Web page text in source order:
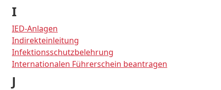
I
IED-Anlagen
Indirekteinleitung
Infektionsschutzbelehrung
Internationalen Führerschein beantragen
J